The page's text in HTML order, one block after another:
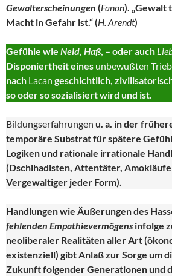
Gewalterscheinungen (Fanon). „Gewalt
Macht in Gefahr ist.“ (H. Arendt)
Gefühle wie Neid, Haß, – oder auch
Disponiertheit eines unbewußten
nach Lacan geschichtlich,
so oder so sozialisiert wird und ist.
Bildungserfahrungen u. a. in der
temporäre Substrat für spätere
Logiken und rationale irrationale
(Dschihadisten, Attentäter,
Vergewaltiger jeder Form).
Handlungen wie Äußerungen des
fehlenden Empathievermögens infolge
neoliberaler Realitäten aller Art
existenziell) gibt Anlaß zur Sorge um
Zukunft folgender Generationen und